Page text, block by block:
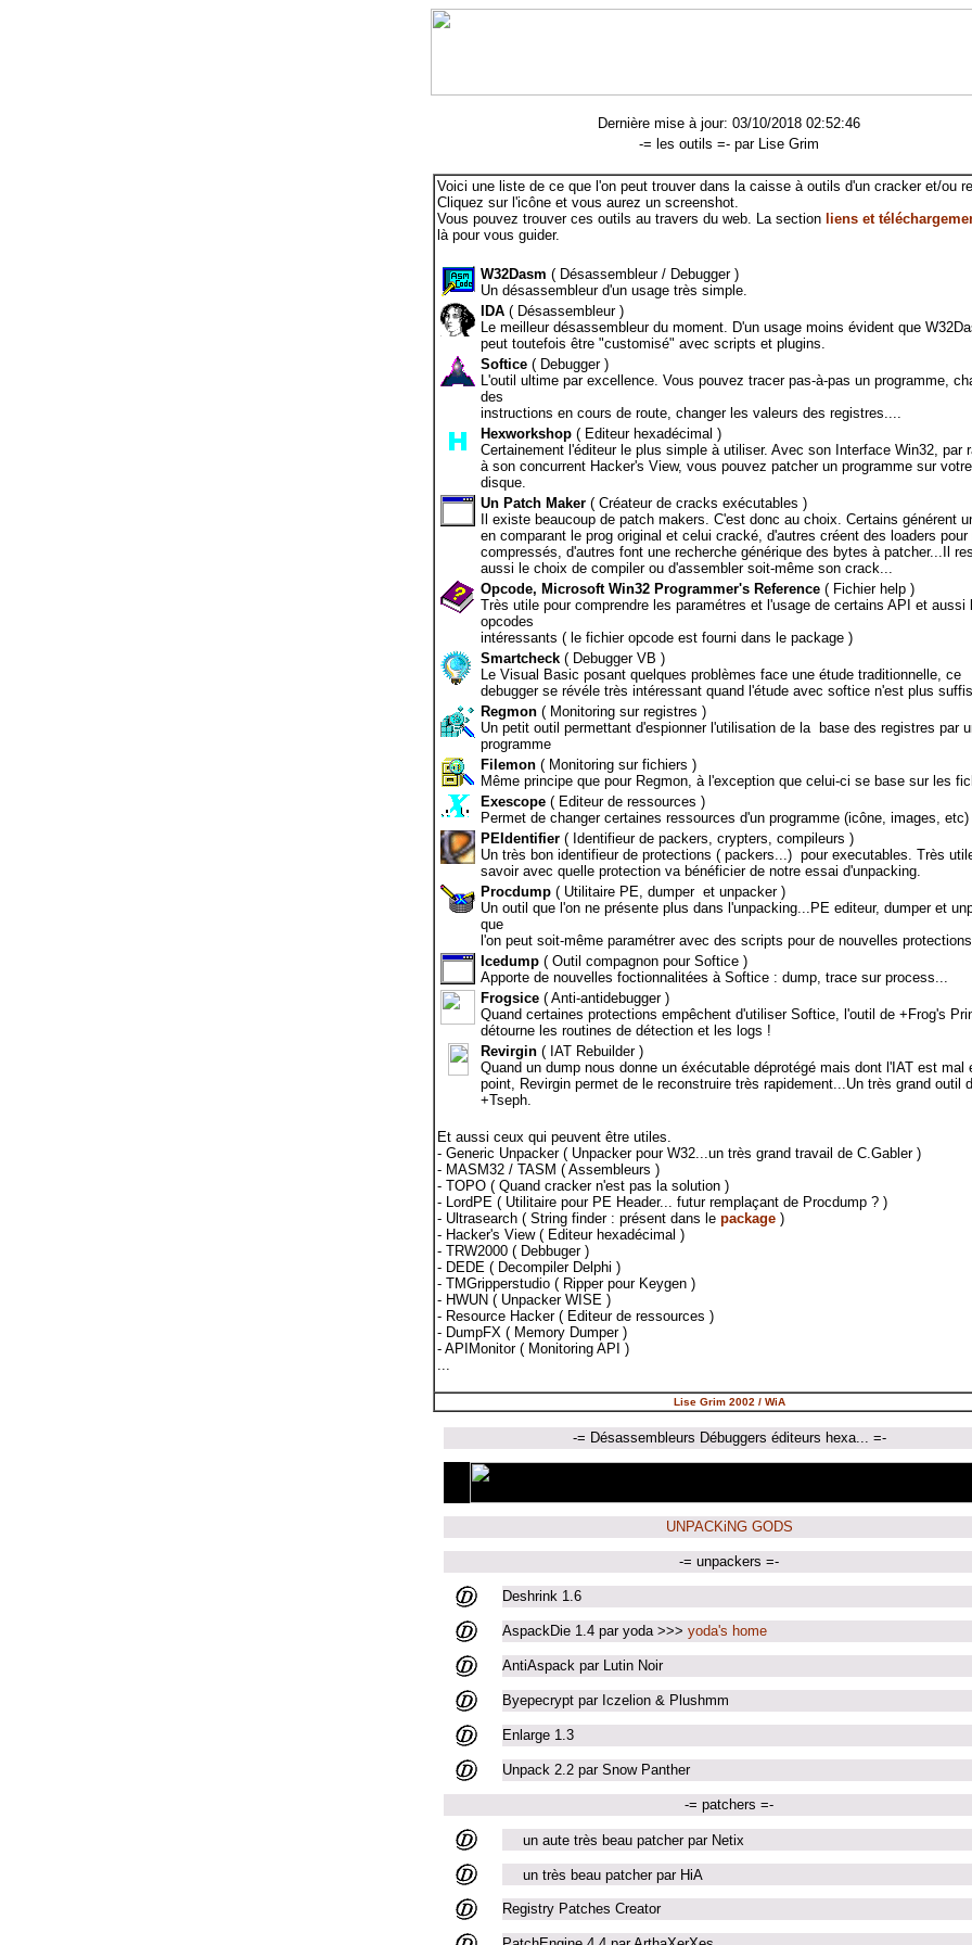
Dernière mise à jour: 03/10/2018 02:52:46
-= les outils =- par Lise Grim
Voici une liste de ce que l'on peut trouver dans la caisse à outils d'un cracker et/ou
Cliquez sur l'icône et vous aurez un screenshot.
Vous pouvez trouver ces outils au travers du web. La section liens et
là pour vous guider.
W32Dasm ( Désassembleur / Debugger )
Un désassembleur d'un usage très simple.
IDA ( Désassembleur )
Le meilleur désassembleur du moment. D'un usage moins évident que
peut toutefois être "customisé" avec scripts et plugins.
Softice ( Debugger )
L'outil ultime par excellence. Vous pouvez tracer pas-à-pas un programme,
des
instructions en cours de route, changer les valeurs des registres....
Hexworkshop ( Editeur hexadécimal )
Certainement l'éditeur le plus simple à utiliser. Avec son Interface Win32, par
à son concurrent Hacker's View, vous pouvez patcher un programme sur votre
disque.
Un Patch Maker ( Créateur de cracks exécutables )
Il existe beaucoup de patch makers. C'est donc au choix. Certains générent
en comparant le prog original et celui cracké, d'autres créent des loaders pour
compressés, d'autres font une recherche générique des bytes à patcher...Il
aussi le choix de compiler ou d'assembler soit-même son crack...
Opcode, Microsoft Win32 Programmer's Reference ( Fichier help )
Très utile pour comprendre les paramétres et l'usage de certains API et aussi
opcodes
intéressants ( le fichier opcode est fourni dans le package )
Smartcheck ( Debugger VB )
Le Visual Basic posant quelques problèmes face une étude traditionnelle, ce
debugger se révéle très intéressant quand l'étude avec softice n'est plus
Regmon ( Monitoring sur registres )
Un petit outil permettant d'espionner l'utilisation de la base des registres par
programme
Filemon ( Monitoring sur fichiers )
Même principe que pour Regmon, à l'exception que celui-ci se base sur les
Exescope ( Editeur de ressources )
Permet de changer certaines ressources d'un programme (icône, images, etc)
PEIdentifier ( Identifieur de packers, crypters, compileurs )
Un très bon identifieur de protections ( packers...) pour executables. Très
savoir avec quelle protection va bénéficier de notre essai d'unpacking.
Procdump ( Utilitaire PE, dumper et unpacker )
Un outil que l'on ne présente plus dans l'unpacking...PE editeur, dumper et
que
l'on peut soit-même paramétrer avec des scripts pour de nouvelles
Icedump ( Outil compagnon pour Softice )
Apporte de nouvelles foctionnalitées à Softice : dump, trace sur process...
Frogsice ( Anti-antidebugger )
Quand certaines protections empêchent d'utiliser Softice, l'outil de +Frog's
détourne les routines de détection et les logs !
Revirgin ( IAT Rebuilder )
Quand un dump nous donne un éxécutable déprotégé mais dont l'IAT est mal
point, Revirgin permet de le reconstruire très rapidement...Un très grand outil
+Tseph.
Et aussi ceux qui peuvent être utiles.
- Generic Unpacker ( Unpacker pour W32...un très grand travail de C.Gabler )
- MASM32 / TASM ( Assembleurs )
- TOPO ( Quand cracker n'est pas la solution )
- LordPE ( Utilitaire pour PE Header... futur remplaçant de Procdump ? )
- Ultrasearch ( String finder : présent dans le package )
- Hacker's View ( Editeur hexadécimal )
- TRW2000 ( Debbuger )
- DEDE ( Decompiler Delphi )
- TMGripperstudio ( Ripper pour Keygen )
- HWUN ( Unpacker WISE )
- Resource Hacker ( Editeur de ressources )
- DumpFX ( Memory Dumper )
- APIMonitor ( Monitoring API )
...
Lise Grim 2002 / WiA
-= Désassembleurs Débuggers éditeurs hexa... =-
UNPACKiNG GODS
-= unpackers =-
Deshrink 1.6
AspackDie 1.4 par yoda >>> yoda's home
AntiAspack par Lutin Noir
Byepecrypt par Iczelion & Plushmm
Enlarge 1.3
Unpack 2.2 par Snow Panther
-= patchers =-
un aute très beau patcher par Netix
un très beau patcher par HiA
Registry Patches Creator